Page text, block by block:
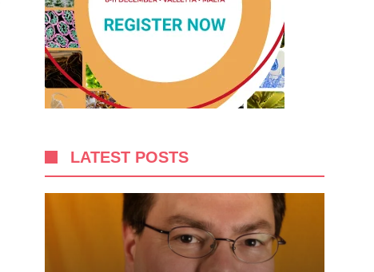
LATEST POSTS